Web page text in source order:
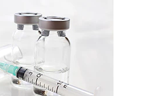
十分注意を払って
ては副作用が出る
内出血や注射箇所の